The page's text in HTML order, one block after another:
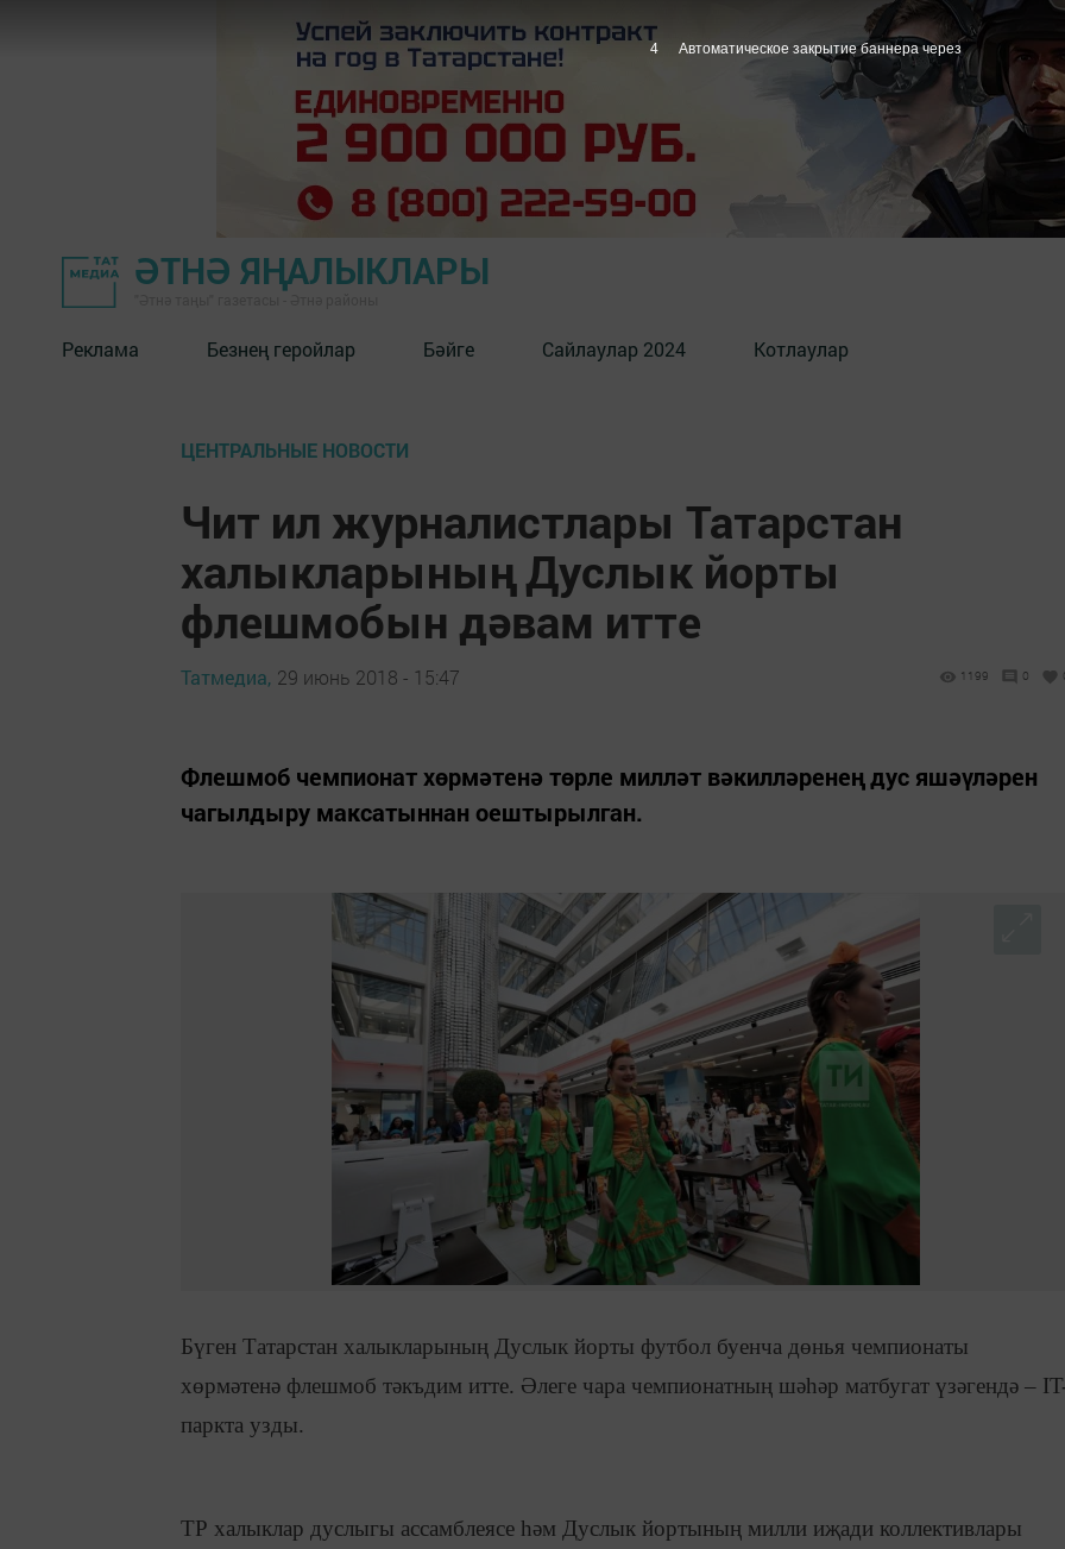
ӘТНӘ ЯҢАЛЫКЛАРЫ
Реклама Безнең геройлар Бәйге Сайлаулар 2024 Котлаулар
ЦЕНТРАЛЬНЫЕ НОВОСТИ
Чит ил журналистлары Татарстан
халыкларының Дуслык йорты
флешмобын дәвам итте
Татмедиа, 29 июнь 2018 - 15:47 1199 0
Флешмоб чемпионат хөрмәтенә төрле милләт вәкилләренең дус яшәүләрен
чагылдыру максатыннан оештырылган.
Бүген Татарстан халыкларының Дуслык йорты футбол буенча дөнья чемпионаты
хөрмәтенә флешмоб тәкъдим итте. Әлеге чара чемпионатның шәһәр матбугат үзәгендә –
паркта узды.
ТР халыклар дуслыгы ассамблеясе һәм Дуслык йортының милли иҗади коллективлары
3 Автоматическое закрытие баннера через